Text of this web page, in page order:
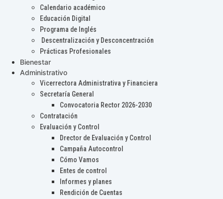
Calendario académico
Educación Digital
Programa de Inglés
Descentralización y Desconcentración
Prácticas Profesionales
Bienestar
Administrativo
Vicerrectora Administrativa y Financiera
Secretaría General
Convocatoria Rector 2026-2030
Contratación
Evaluación y Control
Drector de Evaluación y Control
Campaña Autocontrol
Cómo Vamos
Entes de control
Informes y planes
Rendición de Cuentas